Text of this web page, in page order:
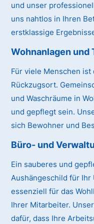
und unser
uns nahtlos in Ihren
erstklassige
Wohnanlagen und
Für viele Menschen ist
Rückzugsort.
und Waschräume in
und gepflegt sein.
sich Bewohner und
Büro- und
Ein sauberes und
Aushängeschild für
essenziell für das
Ihrer Mitarbeiter.
dafür, dass Ihre